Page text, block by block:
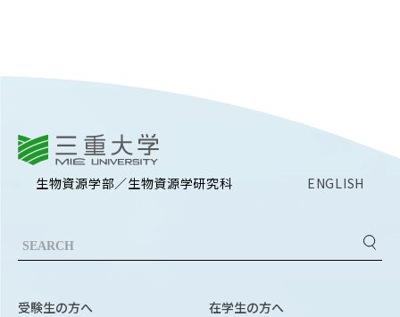
生物資源学部／生物資源学研究科 ENGLISH
受験生の方へ 在学生の方へ